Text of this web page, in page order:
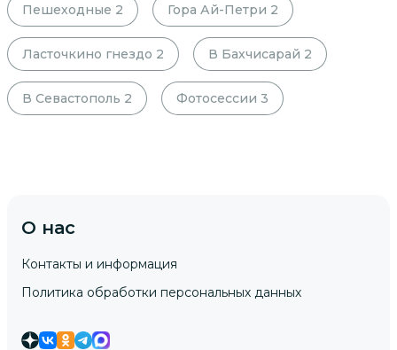
Пешеходные 2 Гора Ай-Петри 2
Ласточкино гнездо 2 В Бахчисарай 2
В Севастополь 2 Фотосессии 3
О нас
Контакты и информация
Политика обработки персональных данных